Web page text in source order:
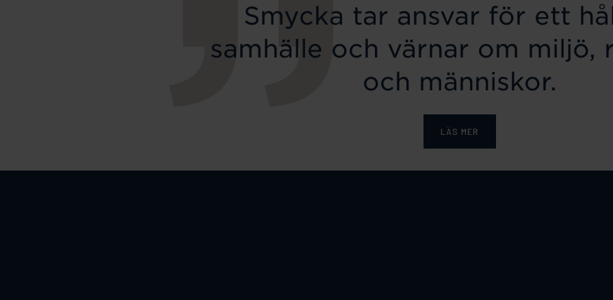
Smycka tar ansvar för ett
samhälle och värnar om miljö,
och människor.
LÄS MER